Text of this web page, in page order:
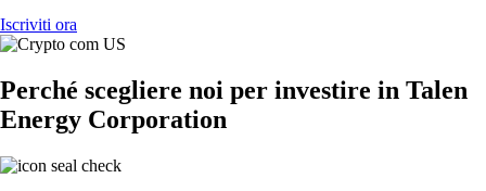
Iscriviti ora
Perché scegliere noi per investire in Talen
Energy Corporation